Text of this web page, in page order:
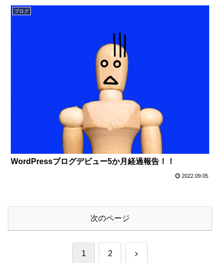
ブログ
WordPressブログデビュー5か月経過報告！！
2022.09.05
次のページ
1 2 次